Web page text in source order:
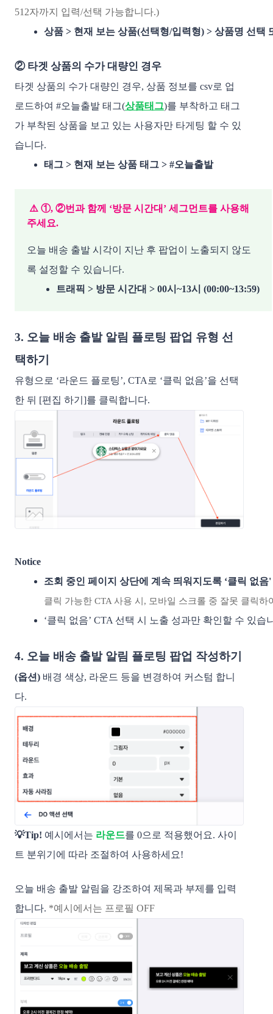
512자까지 입력/선택 가능합니다.)
상품 > 현재 보는 상품(선택형/입력형) > 상품명 선택
② 타겟 상품의 수가 대량인 경우
타겟 상품의 수가 대량인 경우, 상품 정보를 csv로 업
로드하여 #오늘출발 태그(상품태그)를 부착하고 태그
가 부착된 상품을 보고 있는 사용자만 타게팅 할 수 있
습니다.
태그 > 현재 보는 상품 태그 > #오늘출발
⚠️ ①, ②번과 함께 ‘방문 시간대’ 세그먼트를 사용해
주세요.
오늘 배송 출발 시각이 지난 후 팝업이 노출되지 않도
록 설정할 수 있습니다.
트래픽 > 방문 시간대 > 00시~13시 (00:00~13:59)
3. 오늘 배송 출발 알림 플로팅 팝업 유형 선
택하기
유형으로 ‘라운드 플로팅’, CTA로 ‘클릭 없음’을 선택
한 뒤 [편집 하기]를 클릭합니다.
Notice
조회 중인 페이지 상단에 계속 띄워지도록 ‘클릭 없
클릭 가능한 CTA 사용 시, 모바일 스크롤 중 잘못 클릭
‘클릭 없음’ CTA 선택 시 노출 성과만 확인할 수 있습
4. 오늘 배송 출발 알림 플로팅 팝업 작성하기
(옵션) 배경 색상, 라운드 등을 변경하여 커스텀 합니
다.
💡Tip! 예시에서는 라운드를 0으로 적용했어요. 사이
트 분위기에 따라 조절하여 사용하세요!
오늘 배송 출발 알림을 강조하여 제목과 부제를 입력
합니다. *예시에서는 프로필 OFF